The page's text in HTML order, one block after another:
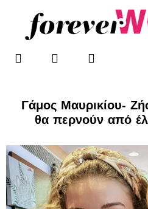
περιεχόμενο
F
a
b
o
-
f
T
w
t
e
r
I
n
a
g
r
m
Γάμος Μαυρικίου-
θα περνούν από